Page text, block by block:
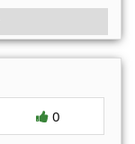
0